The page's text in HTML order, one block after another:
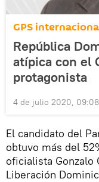
GPS
República
atípica con el
protagonista
4 de julio 2020, 09:08
El candidato del
obtuvo más del
oficialista Gonzalo
Liberación